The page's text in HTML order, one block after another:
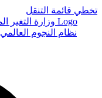
تخطي قائمة التنقل
Logo
نظام النجوم العالمي